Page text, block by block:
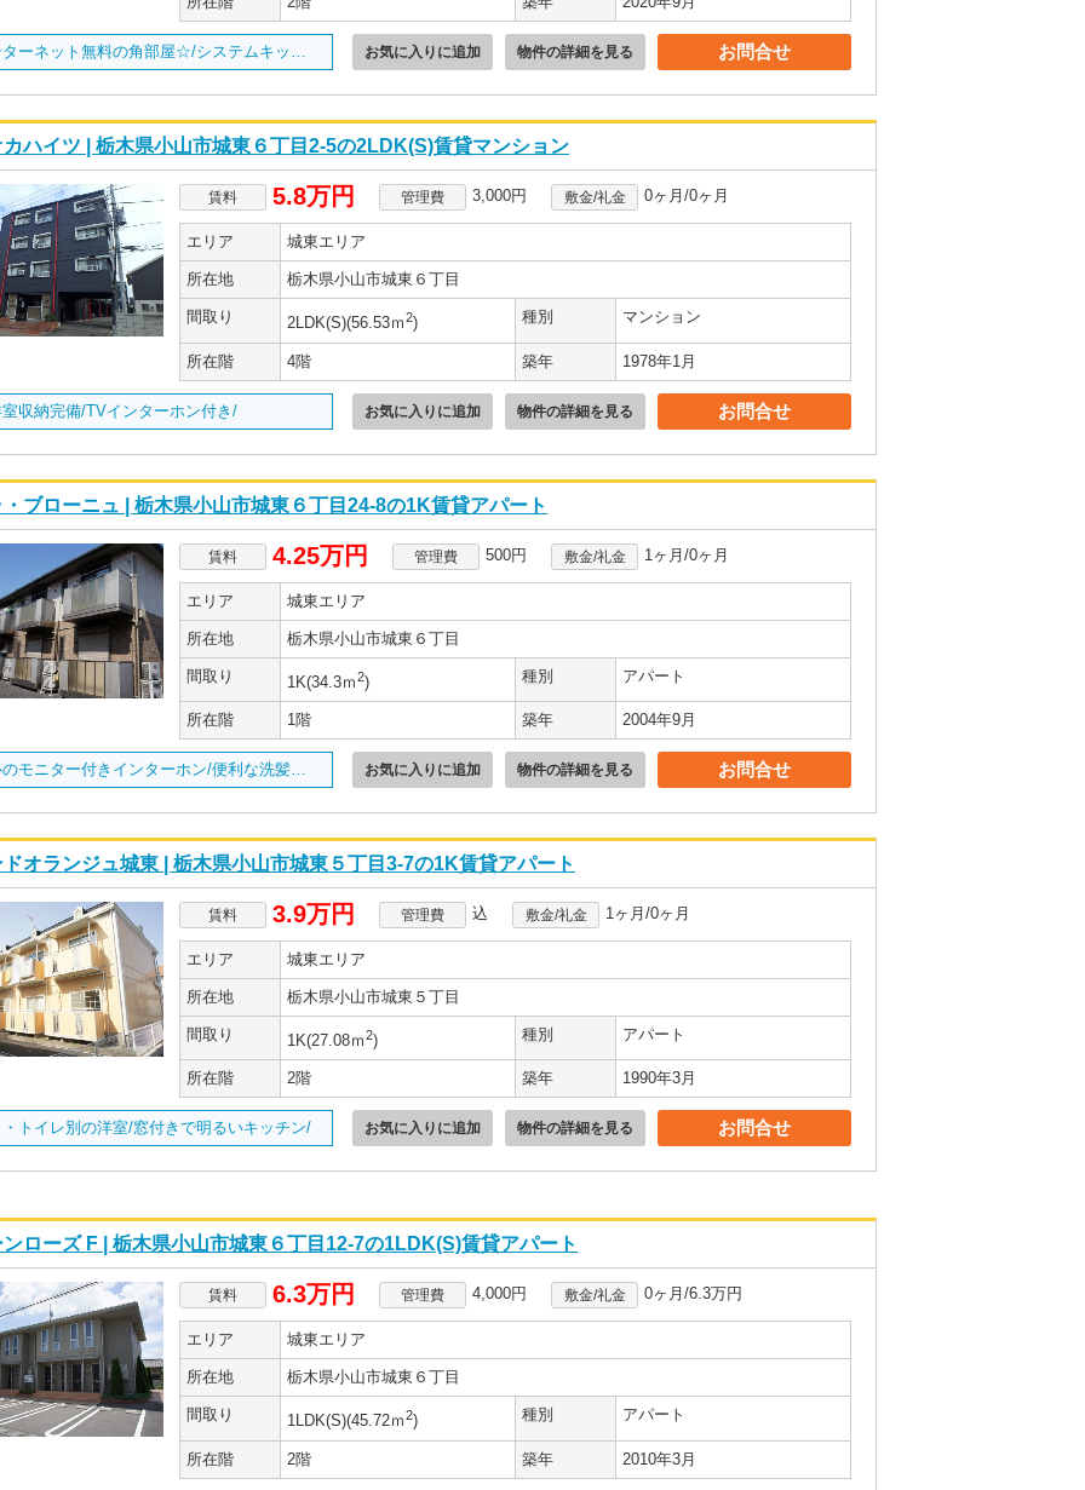
インターネット無料の角部屋☆/システムキッチン完備/ お問合せ
物件の詳細を見る
お気に入りに追加
ハイツ | 栃木県小山市城東６丁目2-5の2LDK(S)賃貸マンション
賃料 5.8万円 管理費 3,000円 敷金/礼金 0ヶ月/0ヶ月
エリア 城東エリア
所在地 栃木県小山市城東６丁目
間取り 2LDK(S)(56.53ｍ2) 種別 マンション
所在階 4階 築年 1978年1月
収納完備/TVインターホン付き/ お問合せ
物件の詳細を見る
お気に入りに追加
ブローニュ | 栃木県小山市城東６丁目24-8の1K賃貸アパート
賃料 4.25万円 管理費 500円 敷金/礼金 1ヶ月/0ヶ月
エリア 城東エリア
所在地 栃木県小山市城東６丁目
間取り 1K(34.3ｍ2) 種別 アパート
所在階 1階 築年 2004年9月
お問合せ
物件の詳細を見る
お気に入りに追加
オランジュ城東 | 栃木県小山市城東５丁目3-7の1K賃貸アパート
賃料 3.9万円 管理費 込 敷金/礼金 1ヶ月/0ヶ月
エリア 城東エリア
所在地 栃木県小山市城東５丁目
間取り 1K(27.08ｍ2) 種別 アパート
所在階 2階 築年 1990年3月
トイレ別の洋室/窓付きで明るいキッチン/ お問合せ
物件の詳細を見る
お気に入りに追加
ローズ F | 栃木県小山市城東６丁目12-7の1LDK(S)賃貸アパート
賃料 6.3万円 管理費 4,000円 敷金/礼金 0ヶ月/6.3万円
エリア 城東エリア
所在地 栃木県小山市城東６丁目
間取り 1LDK(S)(45.72ｍ2) 種別 アパート
所在階 2階 築年 2010年3月